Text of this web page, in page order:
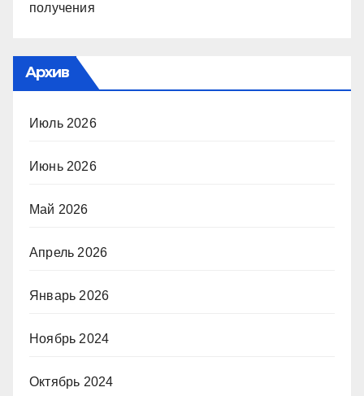
получения
Архив
Июль 2026
Июнь 2026
Май 2026
Апрель 2026
Январь 2026
Ноябрь 2024
Октябрь 2024